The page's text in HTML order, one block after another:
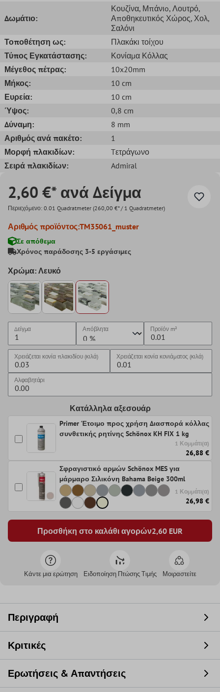
Δωμάτιο:
Κουζίνα, Μπάνιo, Λουτρό,
Αποθηκευτικός Χώρος, Χολ,
Σαλόνι
Τοποθέτηση ως:
Πλακάκι τοίχου
Τύπος Εγκατάστασης:
Κονίαμα Κόλλας
Μέγεθος πέτρας:
10x20mm
Μήκος:
10 cm
Ευρεία:
10 cm
Ύψος:
0,8 cm
Δύναμη:
8 mm
Αριθμός ανά πακέτο:
1
Μορφή πλακιδίων:
Tετράγωνο
Σειρά πλακιδίων:
Admiral
2,60 €* ανά Δείγμα
Περιεχόμενο: 0.01 Quadratmeter (260,00 €* / 1 Quadratmeter)
Αριθμός προϊόντος:TM35061_muster
Σε απόθεμα
Χρόνος παράδοσης 3-5 εργάσιμες
Χρώμα: Λευκό
Δείγμα Απόβλητα Προϊόνm²
Χρειάζεται κονία πλακιδίου (κιλά) Χρειάζεται κονία κονιάματος (κιλά)
Αλφαβητάρι
Κατάλληλα αξεσουάρ
Primer Έτοιμο προς χρήση Διασπορά κόλλας
συνθετικής ρητίνης Schönox KH FIX 1 kg
1 Κομμάτι(α)
26,88 €
Σφραγιστικό αρμών Schönox MES για
μάρμαρο Σιλικόνη Bahama Beige 300ml
1 Κομμάτι(α)
26,98 €
Προσθήκη στο καλάθι αγορών2,60 EUR
Κάντε μια ερώτηση Ειδοποίηση Πτώσης Τιμής Μοιραστείτε
Περιγραφή
Κριτικές
Ερωτήσεις & Απαντήσεις